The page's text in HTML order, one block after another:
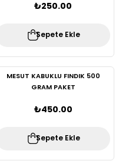
₺250.00
Sepete Ekle
MESUT KABUKLU FINDIK 500
GRAM PAKET
₺450.00
Sepete Ekle